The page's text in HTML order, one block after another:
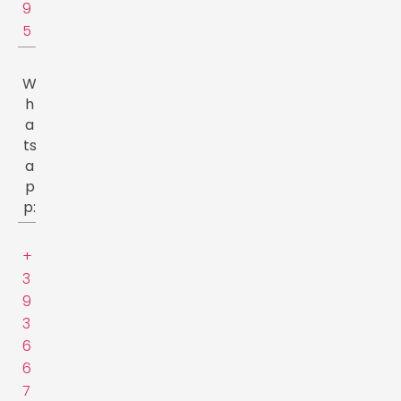
9
5
W
h
a
ts
a
p
p:
+
3
9
3
6
6
7